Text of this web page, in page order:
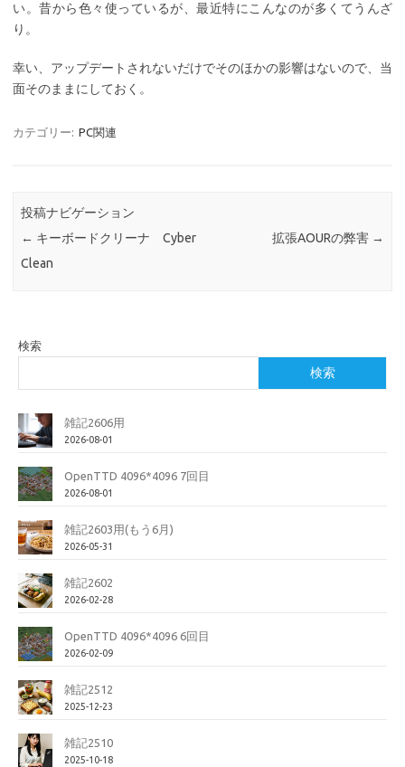
い。昔から色々使っているが、最近特にこんなのが多くてうんざ
り。
幸い、アップデートされないだけでそのほかの影響はないので、当
面そのままにしておく。
カテゴリー: PC関連
投稿ナビゲーション
← キーボードクリーナ Cyber
Clean
拡張AOURの弊害 →
検索
検索
雑記2606用
2026-08-01
OpenTTD 4096*4096 7回目
2026-08-01
雑記2603用(もう6月)
2026-05-31
雑記2602
2026-02-28
OpenTTD 4096*4096 6回目
2026-02-09
雑記2512
2025-12-23
雑記2510
2025-10-18